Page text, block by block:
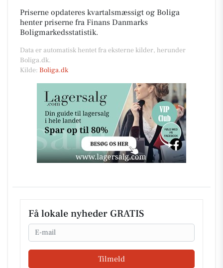
Priserne opdateres kvartalsmæssigt og Boliga
henter priserne fra Finans Danmarks
Boligmarkedsstatistik.
Data er automatisk hentet fra eksterne kilder, herunder
Boliga.dk.
Kilde: Boliga.dk
Få lokale nyheder GRATIS
Email
Tilmeld